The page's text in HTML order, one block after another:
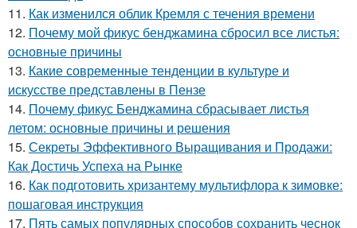
11. Как изменился облик Кремля с течения времени
12. Почему мой фикус бенджамина сбросил все листья:
основные причины
13. Какие современные тенденции в культуре и
искусстве представлены в Пензе
14. Почему фикус Бенджамина сбрасывает листья
летом: основные причины и решения
15. Секреты Эффективного Выращивания и Продажи:
Как Достичь Успеха на Рынке
16. Как подготовить хризантему мультифлора к зимовке:
пошаговая инструкция
17. Пять самых популярных способов сохранить чеснок